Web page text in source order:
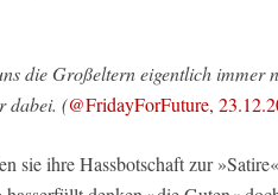
die Großeltern eigentlich immer
dabei. (@FridayForFuture,
sie ihre Hassbotschaft zur